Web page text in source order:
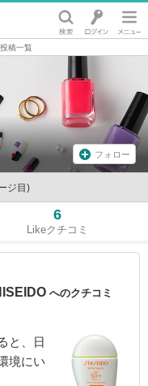
稿一覧
フォロー
ジ目)
6
Likeクチコミ
へのクチコミ
と、日
境にい